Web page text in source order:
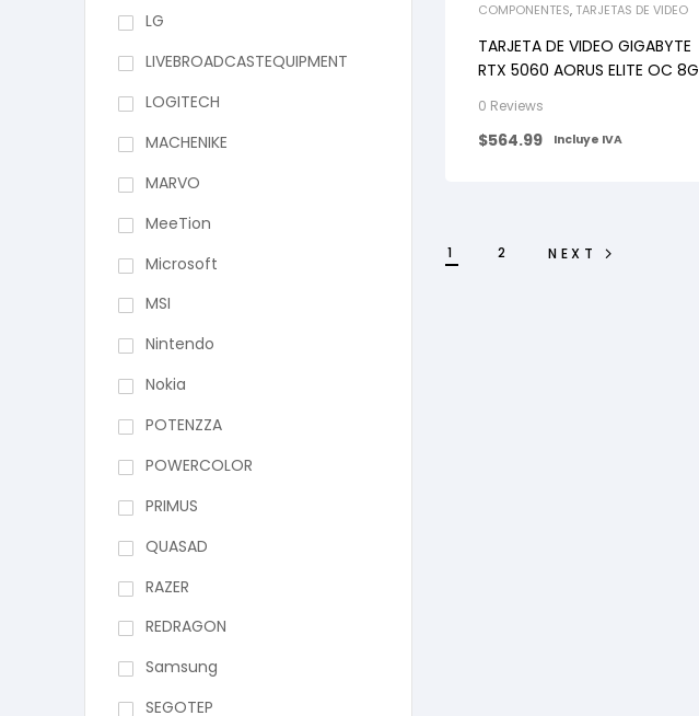
COMPONENTES, TARJETAS DE VIDEO
TARJETA DE VIDEO GIGABYTE
RTX 5060 AORUS ELITE OC 8G
0 Reviews
$564.99 Incluye IVA
1 2 NEXT
LG
LIVEBROADCASTEQUIPMENT
LOGITECH
MACHENIKE
MARVO
MeeTion
Microsoft
MSI
Nintendo
Nokia
POTENZZA
POWERCOLOR
PRIMUS
QUASAD
RAZER
REDRAGON
Samsung
SEGOTEP